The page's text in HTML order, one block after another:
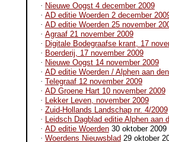
· Nieuwe Oogst 4 december 2009
· AD editie Woerden 2 december
· AD editie Woerden 25 november
· Agraaf 21 november 2009
· Digitale Bodegraafse krant, 17
· Boerderij, 17 november 2009
· Nieuwe Oogst 14 november 2009
· AD editie Woerden / Alphen aan
· Telegraaf 12 november 2009
· AD Groene Hart 10 november 2009
·
Lekker Leven, november 2009
· Zuid-Hollands Landschap nr. 4/2009
·
Leidsch Dagblad editie Alphen aan
· AD editie Woerden30 oktober 2009
· Woerdens Nieuwsblad 29 oktober